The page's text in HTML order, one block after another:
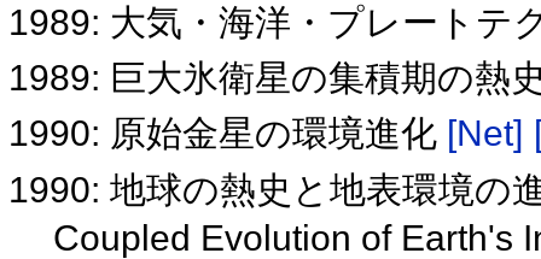
1989: 大気・海洋・プレートテ
1989: 巨大氷衛星の集積期の熱
1990: 原始金星の環境進化 [Net]
1990: 地球の熱史と地表環境の
Coupled Evolution of Earth's